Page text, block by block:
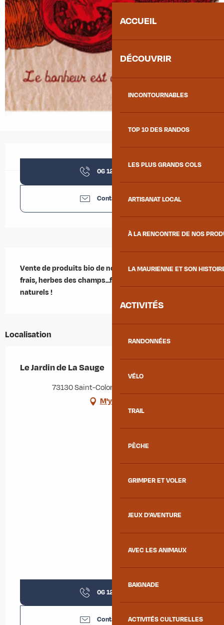
ACCUEIL
DÉCOUVRIR
INCONTOURNABLES
TOP 10 DES RANDOS
LES PLUS GRANDS COLS
ARTISANAT LOCAL
À LA RENCONTRE DE NOS
LA MAURIENNE ET SON
ACTIVITÉS
RANDONNÉES
VÉLO
TRAIL
PÊCHE
GRIMPER ET VOLER
JEUX D'AVENTURE
AVEC LES ANIMAUX
BAIGNADE
ACTIVITÉS CULTURELLES
06 12 99 49
Contactez-nous
Vente de produits bio de nos montagnes : légumes
frais, herbes des champs...faites le plein de produits
naturels !
Localisation
Le Jardin de La Sauge
73130 Saint-Colomban-des-Villards
M'y rendre
06 12 99 49
Contactez-nous